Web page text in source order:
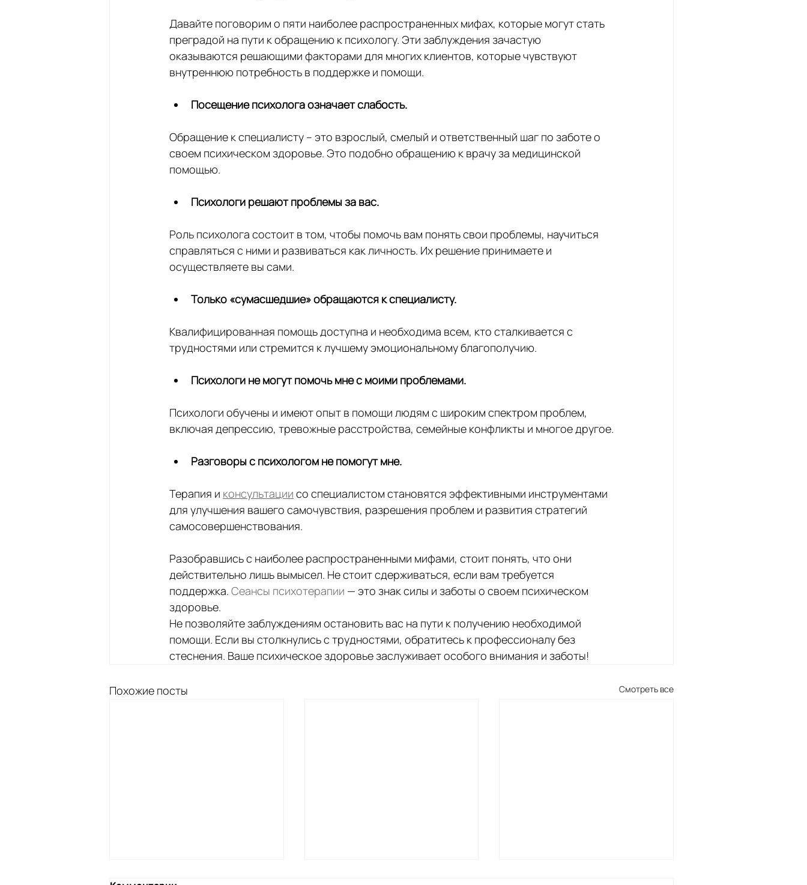
Давайте поговорим о пяти наиболее распространенных мифах, которые могут стать
преградой на пути к обращению к психологу. Эти заблуждения зачастую
оказываются решающими факторами для многих клиентов, которые чувствуют
внутреннюю потребность в поддержке и помощи.
Посещение психолога означает слабость.
Обращение к специалисту – это взрослый, смелый и ответственный шаг по заботе о
своем психическом здоровье. Это подобно обращению к врачу за медицинской
помощью.
Психологи решают проблемы за вас.
Роль психолога состоит в том, чтобы помочь вам понять свои проблемы, научиться
справляться с ними и развиваться как личность. Их решение принимаете и
осуществляете вы сами.
Только «сумасшедшие» обращаются к специалисту.
Квалифицированная помощь доступна и необходима всем, кто сталкивается с
трудностями или стремится к лучшему эмоциональному благополучию.
Психологи не могут помочь мне с моими проблемами.
Психологи обучены и имеют опыт в помощи людям с широким спектром проблем,
включая депрессию, тревожные расстройства, семейные конфликты и многое другое.
Разговоры с психологом не помогут мне.
Терапия и консультации со специалистом становятся эффективными инструментами
для улучшения вашего самочувствия, разрешения проблем и развития стратегий
самосовершенствования.
Разобравшись с наиболее распространенными мифами, стоит понять, что они
действительно лишь вымысел. Не стоит сдерживаться, если вам требуется
поддержка. Сеансы психотерапии — это знак силы и заботы о своем психическом
здоровье.
Не позволяйте заблуждениям остановить вас на пути к получению необходимой
помощи. Если вы столкнулись с трудностями, обратитесь к профессионалу без
стеснения. Ваше психическое здоровье заслуживает особого внимания и заботы!
Похожие посты Смотреть все